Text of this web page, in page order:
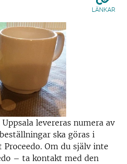
LÄNKAR
levereras numera av
ska göras i
Om du själv inte
– ta kontakt med den